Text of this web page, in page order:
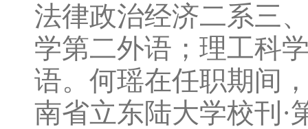
法律政治经济二系三
学第二外语；理工科
语。何瑶在任职期间
南省立东陆大学校刊·